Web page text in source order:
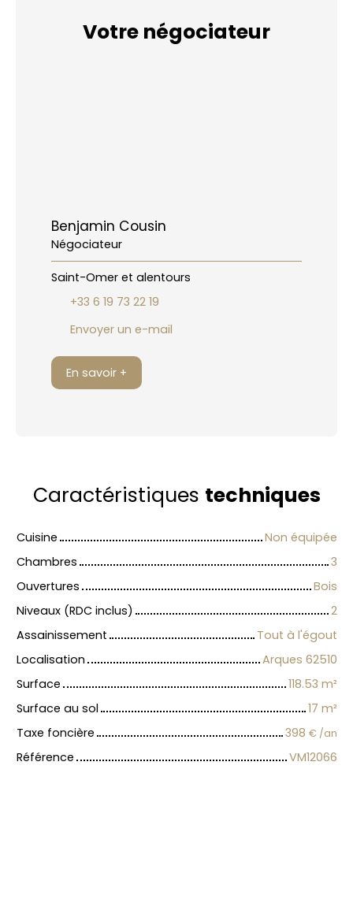
Votre négociateur
Benjamin Cousin
Négociateur
Saint-Omer et alentours
+33 6 19 73 22 19
Envoyer un e-mail
En savoir +
Caractéristiques techniques
Cuisine
Non équipée
Chambres
3
Ouvertures
Bois
Niveaux (RDC inclus)
2
Assainissement
Tout à l'égout
Localisation
Arques 62510
Surface
118.53 m²
Surface au sol
17 m²
Taxe foncière
398 € /an
Référence VM12066